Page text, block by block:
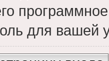
для вашей